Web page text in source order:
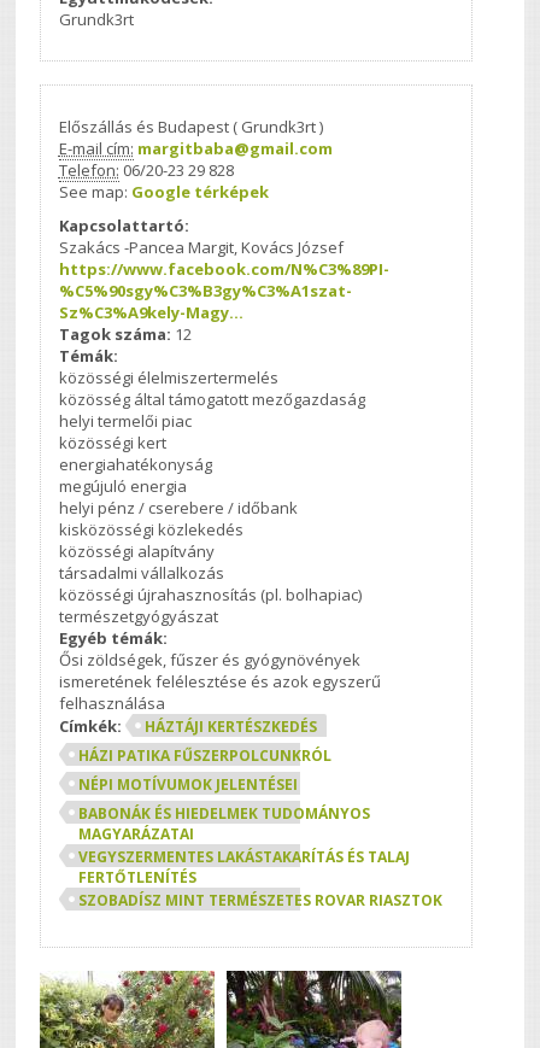
Grundk3rt
Előszállás és Budapest ( Grundk3rt )
E-mail cím: margitbaba@gmail.com
Telefon: 06/20-23 29 828
See map: Google térképek
Kapcsolattartó:
Szakács -Pancea Margit, Kovács József
https://www.facebook.com/N%C3%89PI-
%C5%90sgy%C3%B3gy%C3%A1szat-
Sz%C3%A9kely-Magy…
Tagok száma: 12
Témák:
közösségi élelmiszertermelés
közösség által támogatott mezőgazdaság
helyi termelői piac
közösségi kert
energiahatékonyság
megújuló energia
helyi pénz / cserebere / időbank
kisközösségi közlekedés
közösségi alapítvány
társadalmi vállalkozás
közösségi újrahasznosítás (pl. bolhapiac)
természetgyógyászat
Egyéb témák:
Ősi zöldségek, fűszer és gyógynövények
ismeretének felélesztése és azok egyszerű
felhasználása
Címkék:
HÁZTÁJI KERTÉSZKEDÉS
HÁZI PATIKA FŰSZERPOLCUNKRÓL
NÉPI MOTÍVUMOK JELENTÉSEI
BABONÁK ÉS HIEDELMEK TUDOMÁNYOS
MAGYARÁZATAI
VEGYSZERMENTES LAKÁSTAKARÍTÁS ÉS TALAJ
FERTŐTLENÍTÉS
SZOBADÍSZ MINT TERMÉSZETES ROVAR RIASZTOK